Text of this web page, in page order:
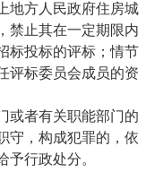
地方人民政府住房城
禁止其在一定期限内
标投标的评标；情节
评标委员会成员的资
或者有关职能部门的
守，构成犯罪的，依
行政处分。